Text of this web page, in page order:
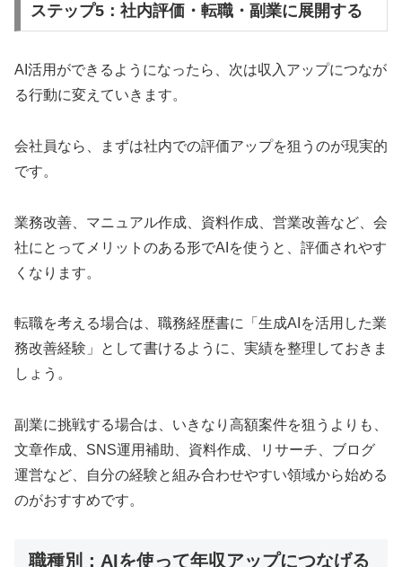
ステップ5：社内評価・転職・副業に展開する
AI活用ができるようになったら、次は収入アップにつなが
る行動に変えていきます。
会社員なら、まずは社内での評価アップを狙うのが現実的
です。
業務改善、マニュアル作成、資料作成、営業改善など、会
社にとってメリットのある形でAIを使うと、評価されやす
くなります。
転職を考える場合は、職務経歴書に「生成AIを活用した業
務改善経験」として書けるように、実績を整理しておきま
しょう。
副業に挑戦する場合は、いきなり高額案件を狙うよりも、
文章作成、SNS運用補助、資料作成、リサーチ、ブログ
運営など、自分の経験と組み合わせやすい領域から始める
のがおすすめです。
職種別：AIを使って年収アップにつなげる